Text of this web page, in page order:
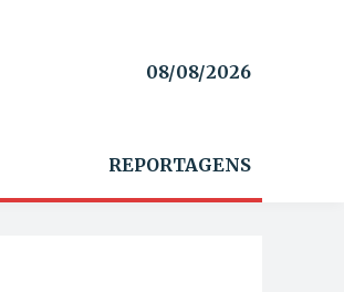
08/08/2026
REPORTAGENS